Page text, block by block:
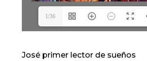
1/36
José primer lector de sueños